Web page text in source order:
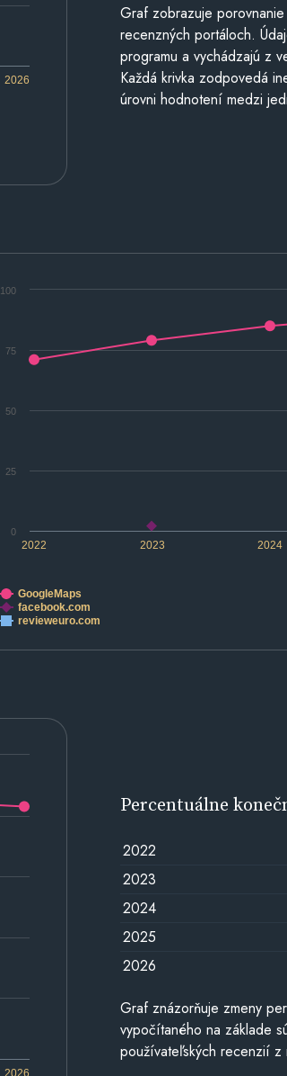
2026
Graf zobrazuje
recenzných portáloch.
programu a vychádzajú z
Každá krivka zodpovedá
úrovni hodnotení medzi
2022 2023 2024
0
100
25
50
75
GoogleMaps
facebook.com
revieweuro.com
2026
Percentuálne
2022
2023
2024
2025
2026
Graf znázorňuje zmeny
vypočítaného na základe
používateľských recenzií z